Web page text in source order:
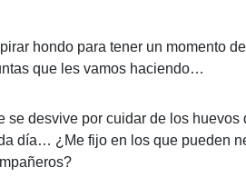
hondo para tener un momento
que les vamos haciendo…
se desvive por cuidar de los huevos
día… ¿Me fijo en los que pueden